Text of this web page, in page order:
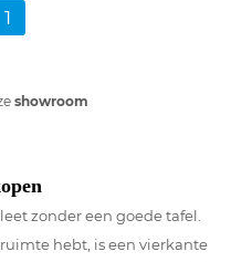
1
showroom
zonder een goede tafel.
hebt, is een vierkante